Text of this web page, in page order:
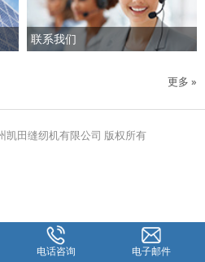
联系我们
更多 »
田缝纫机有限公司 版权所有
电话咨询 电子邮件